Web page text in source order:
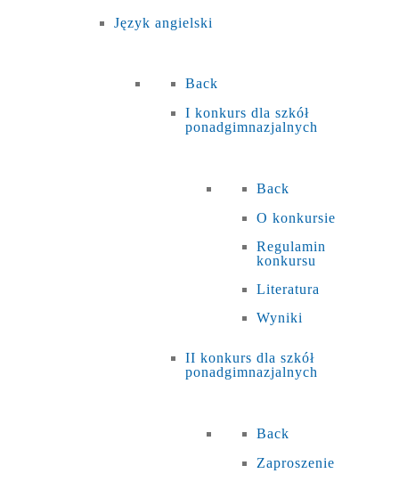
Język angielski
Back
I konkurs dla szkół
ponadgimnazjalnych
Back
O konkursie
Regulamin
konkursu
Literatura
Wyniki
II konkurs dla szkół
ponadgimnazjalnych
Back
Zaproszenie